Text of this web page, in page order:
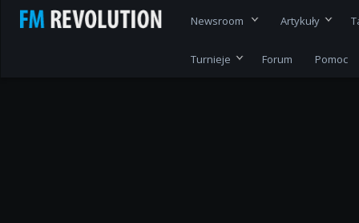
Newsroom Artykuły
Turnieje Forum Pomoc